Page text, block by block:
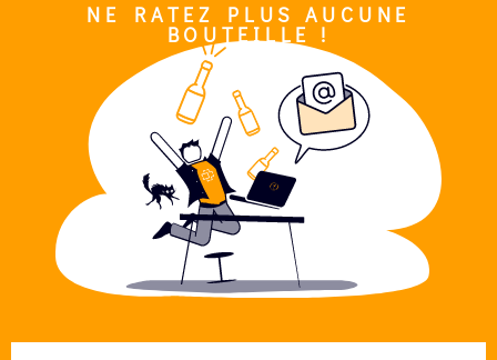
NE RATEZ PLUS AUCUNE
BOUTEILLE !